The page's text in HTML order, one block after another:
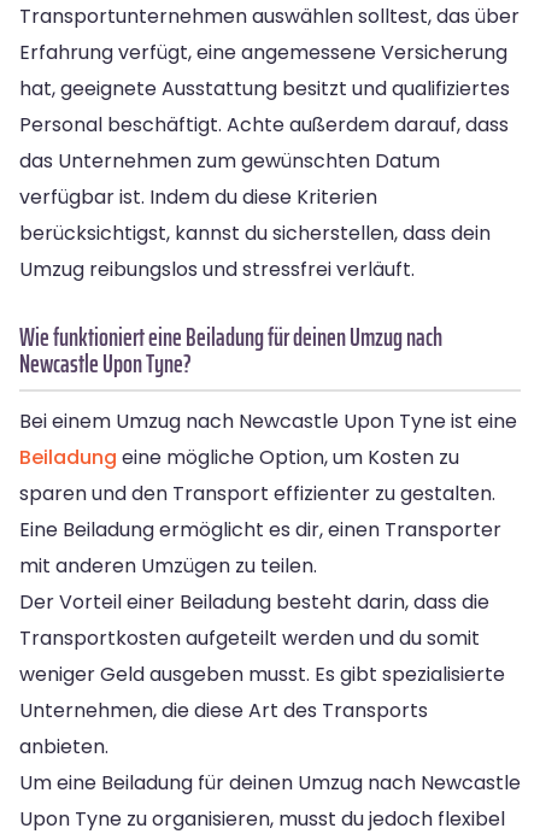
Transportunternehmen auswählen solltest, das über
Erfahrung verfügt, eine angemessene Versicherung
hat, geeignete Ausstattung besitzt und qualifiziertes
Personal beschäftigt. Achte außerdem darauf, dass
das Unternehmen zum gewünschten Datum
verfügbar ist. Indem du diese Kriterien
berücksichtigst, kannst du sicherstellen, dass dein
Umzug reibungslos und stressfrei verläuft.
Wie funktioniert eine Beiladung für deinen Umzug nach
Newcastle Upon Tyne?
Bei einem Umzug nach Newcastle Upon Tyne ist eine
Beiladung eine mögliche Option, um Kosten zu
sparen und den Transport effizienter zu gestalten.
Eine Beiladung ermöglicht es dir, einen Transporter
mit anderen Umzügen zu teilen.
Der Vorteil einer Beiladung besteht darin, dass die
Transportkosten aufgeteilt werden und du somit
weniger Geld ausgeben musst. Es gibt spezialisierte
Unternehmen, die diese Art des Transports
anbieten.
Um eine Beiladung für deinen Umzug nach Newcastle
Upon Tyne zu organisieren, musst du jedoch flexibel